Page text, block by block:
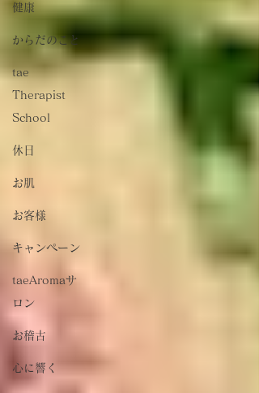
健康
からだのこと
tae
Therapist
School
休日
お肌
お客様
キャンペーン
taeAromaサ
ロン
お稽古
心に響く